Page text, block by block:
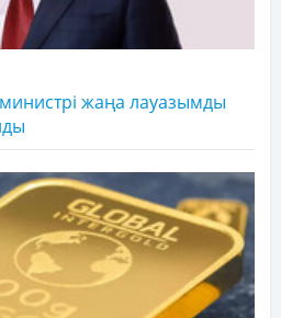
жаңа лауазымды